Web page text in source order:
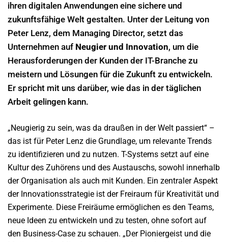
ihren digitalen Anwendungen eine sichere und
zukunftsfähige Welt gestalten. Unter der Leitung von
Peter Lenz, dem Managing Director, setzt das
Unternehmen auf Neugier und Innovation, um die
Herausforderungen der Kunden der IT-Branche zu
meistern und Lösungen für die Zukunft zu entwickeln.
Er spricht mit uns darüber, wie das in der täglichen
Arbeit gelingen kann.
„Neugierig zu sein, was da draußen in der Welt passiert“ –
das ist für Peter Lenz die Grundlage, um relevante Trends
zu identifizieren und zu nutzen. T-Systems setzt auf eine
Kultur des Zuhörens und des Austauschs, sowohl innerhalb
der Organisation als auch mit Kunden. Ein zentraler Aspekt
der Innovationsstrategie ist der Freiraum für Kreativität und
Experimente. Diese Freiräume ermöglichen es den Teams,
neue Ideen zu entwickeln und zu testen, ohne sofort auf
den Business-Case zu schauen. „Der Pioniergeist und die